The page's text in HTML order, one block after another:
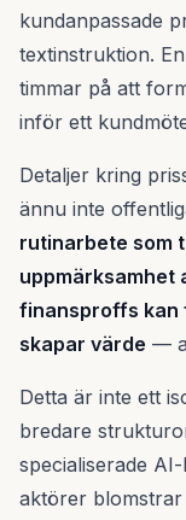
kundanpassade
textinstruktion.
timmar på att
inför ett
Detaljer kring
ännu inte
rutinarbete som
uppmärksamhet
finansproffs kan
skapar värde —
Detta är inte ett
bredare
specialiserade
aktörer blomstrar